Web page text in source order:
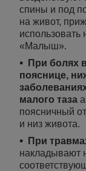
спины и под
на живот,
«Малыш».
При болях
пояснице,
малого таза
поясничный
и низ живота.
При
накладывают